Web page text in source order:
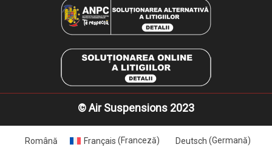
© Air Suspensions 2023
Română Français (Franceză) Deutsch (Germană)